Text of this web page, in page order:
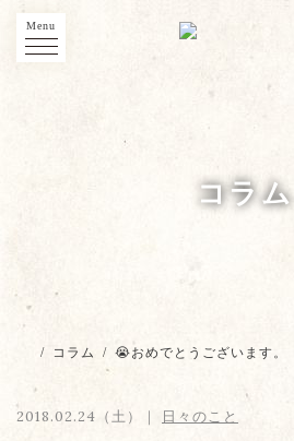
Menu
コラム
/ コラム / 😭おめでとうございます。
2018.02.24（土）｜ 日々のこと